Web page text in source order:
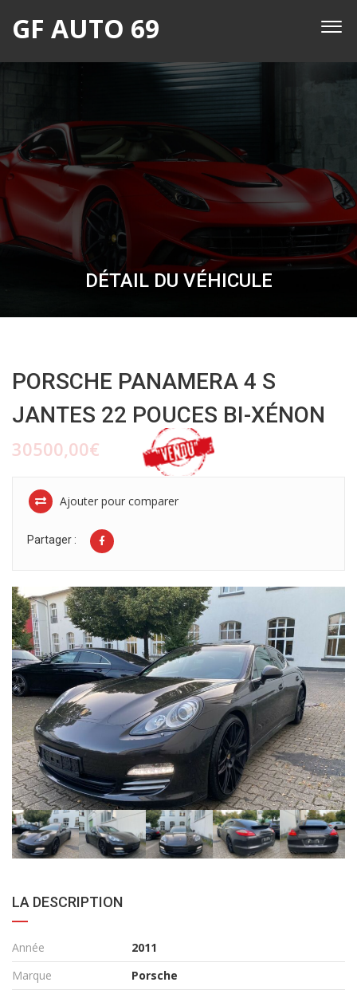
GF AUTO 69
DÉTAIL DU VÉHICULE
PORSCHE PANAMERA 4 S
JANTES 22 POUCES BI-XÉNON
30500,00€
Ajouter pour comparer
Partager :
LA DESCRIPTION
Année
2011
Marque
Porsche